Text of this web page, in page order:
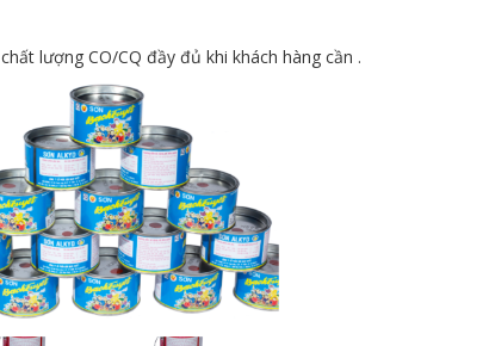
lượng CO/CQ đầy đủ khi khách hàng cần .